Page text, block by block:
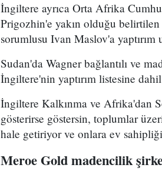
İngiltere ayrıca Orta Afrika
Prigozhin'e yakın olduğu
sorumlusu Ivan Maslov'a yaptırım
Sudan'da Wagner bağlantılı ve
İngiltere'nin yaptırım listesine
İngiltere Kalkınma ve Afrika'dan
gösterirse göstersin, toplumlar
hale getiriyor ve onlara ev
Meroe Gold madencilik